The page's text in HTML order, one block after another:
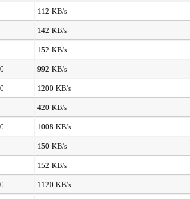
112 KB/s
142 KB/s
152 KB/s
992 KB/s
1200 KB/s
420 KB/s
1008 KB/s
150 KB/s
152 KB/s
1120 KB/s